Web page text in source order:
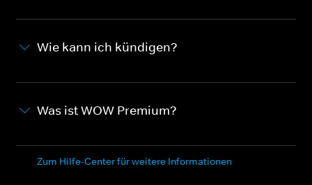
Wie kann ich kündigen?
Was ist WOW Premium?
Zum Hilfe-Center für weitere Informationen